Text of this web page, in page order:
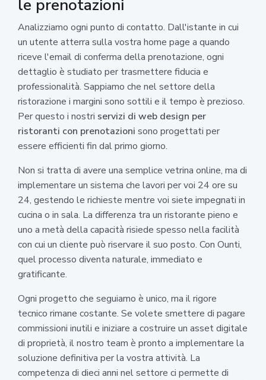
le prenotazioni
Analizziamo ogni punto di contatto. Dall'istante in cui
un utente atterra sulla vostra home page a quando
riceve l'email di conferma della prenotazione, ogni
dettaglio è studiato per trasmettere fiducia e
professionalità. Sappiamo che nel settore della
ristorazione i margini sono sottili e il tempo è prezioso.
Per questo i nostri servizi di web design per
ristoranti con prenotazioni sono progettati per
essere efficienti fin dal primo giorno.
Non si tratta di avere una semplice vetrina online, ma di
implementare un sistema che lavori per voi 24 ore su
24, gestendo le richieste mentre voi siete impegnati in
cucina o in sala. La differenza tra un ristorante pieno e
uno a metà della capacità risiede spesso nella facilità
con cui un cliente può riservare il suo posto. Con Ounti,
quel processo diventa naturale, immediato e
gratificante.
Ogni progetto che seguiamo è unico, ma il rigore
tecnico rimane costante. Se volete smettere di pagare
commissioni inutili e iniziare a costruire un asset digitale
di proprietà, il nostro team è pronto a implementare la
soluzione definitiva per la vostra attività. La
competenza di dieci anni nel settore ci permette di